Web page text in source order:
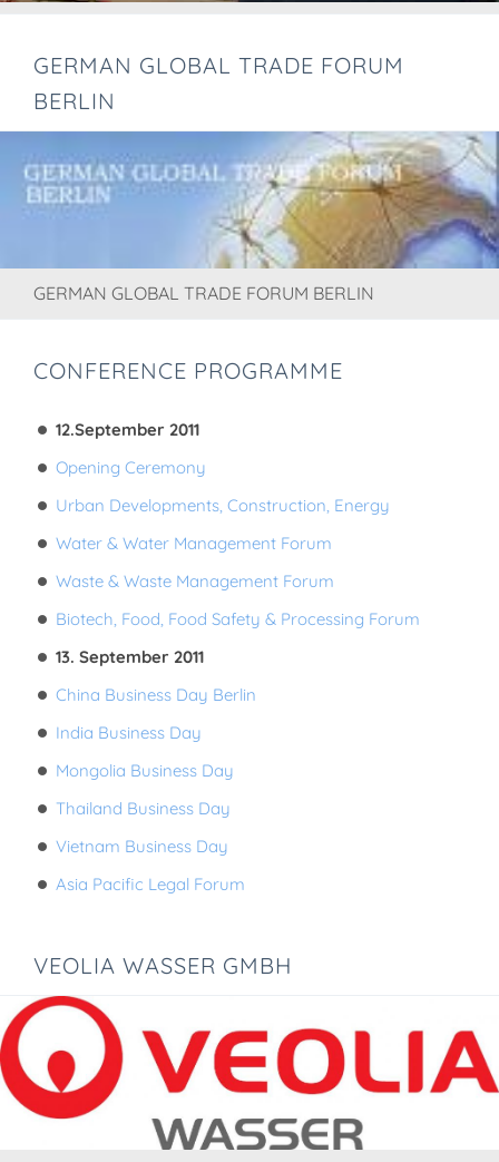
GERMAN GLOBAL TRADE FORUM
BERLIN
GERMAN GLOBAL TRADE FORUM BERLIN
CONFERENCE PROGRAMME
12.September 2011
Opening Ceremony
Urban Developments, Construction, Energy
Water & Water Management Forum
Waste & Waste Management Forum
Biotech, Food, Food Safety & Processing Forum
13. September 2011
China Business Day Berlin
India Business Day
Mongolia Business Day
Thailand Business Day
Vietnam Business Day
Asia Pacific Legal Forum
VEOLIA WASSER GMBH